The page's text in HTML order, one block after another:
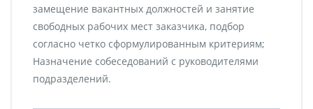
замещение вакантных должностей и занятие
свободных рабочих мест заказчика, подбор
согласно четко сформулированным критериям;
Назначение собеседований с руководителями
подразделений.